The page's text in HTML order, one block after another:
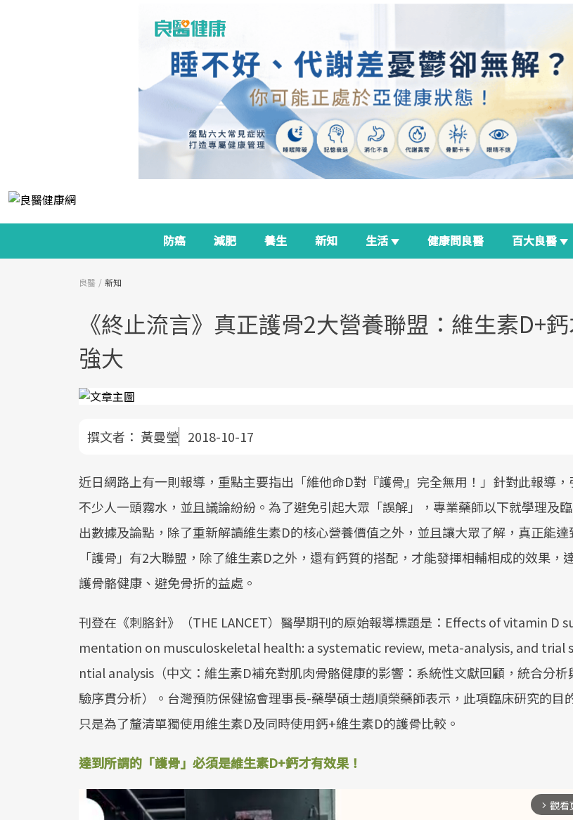
防癌 減肥 養生 新知 生活 健康問良醫 百大良醫
良醫 新知
《終止流言》真正護骨2大營養聯盟：維生素D+
強大
撰文者： 黃曼瑩 2018-10-17
近日網路上有一則報導，重點主要指出「維他命D對『護骨』完全無用！」針對此報導，
不少人一頭霧水，並且議論紛紛。為了避免引起大眾「誤解」，專業藥師以下就學理及
出數據及論點，除了重新解讀維生素D的核心營養價值之外，並且讓大眾了解，真正能達
「護骨」有2大聯盟，除了維生素D之外，還有鈣質的搭配，才能發揮相輔相成的效果，
護骨骼健康、避免骨折的益處。
刊登在《刺胳針》（THE LANCET）醫學期刊的原始報導標題是：Effects of vitamin D
mentation on musculoskeletal health: a systematic review, meta-analysis, and trial
ntial analysis（中文：維生素D補充對肌肉骨骼健康的影響：系統性文獻回顧，統合分析
驗序貫分析）。台灣預防保健協會理事長-藥學碩士趙順榮藥師表示，此項臨床研究的目
只是為了釐清單獨使用維生素D及同時使用鈣+維生素D的護骨比較。
達到所謂的「護骨」必須是維生素D+鈣才有效果！
arrow_forward_ios 觀看
政策如「健康台灣推動委員會」與
照3.0」的推進，「預防醫學」已
關注的核心議題。然而，健檢不只
療院所的服務，更是民眾了解自身
狀況、啟動健康管理的重要起點
全面啟動你的健康革命！
建立對亞健康的認知，進而引導實
改善行動。